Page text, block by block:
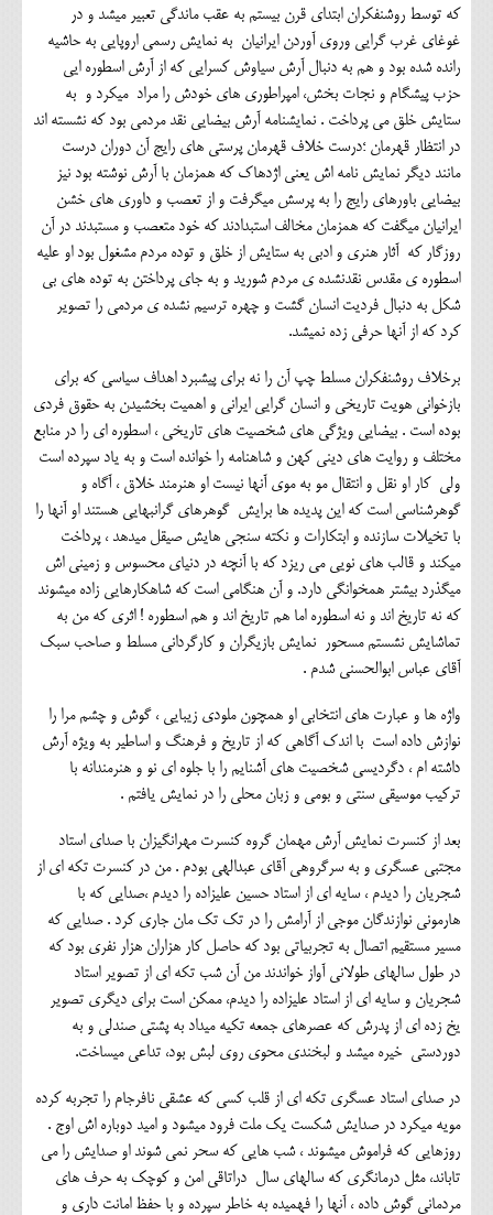
که توسط روشنفکران ابتدای قرن بیستم به عقب ماندگی تعبیر میشد و در
غوغای غرب گرایی وروی آوردن ایرانیان به نمایش رسمی اروپایی به حاشیه
رانده شده بود و هم به دنبال آرش سیاوش کسرایی که از آرش اسطوره ایی
حزب پیشگام و نجات بخش، امپراطوری های خودش را مراد میکرد و به
ستایش خلق می پرداخت . نمایشنامه آرش بیضایی نقد مردمی بود که نشسته اند
در انتظار قهرمان ؛درست خلاف قهرمان پرستی های رایج آن دوران درست
مانند دیگر نمایش نامه اش یعنی اژدهاک که همزمان با آرش نوشته بود نیز
بیضایی باورهای رایج را به پرسش میگرفت و از تعصب و داوری های خشن
ایرانیان میگفت که همزمان مخالف استبدادند که خود متعصب و مستبدند در آن
روزگار که آثار هنری و ادبی به ستایش از خلق و توده مردم مشغول بود او علیه
اسطوره ی مقدس نقدنشده ی مردم شورید و به جای پرداختن به توده های بی
شکل به دنبال فردیت انسان گشت و چهره ترسیم نشده ی مردمی را تصویر
کرد که از آنها حرفی زده نمیشد.
برخلاف روشنفکران مسلط چپ آن را نه برای پیشبرد اهداف سیاسی که برای
بازخوانی هویت تاریخی و انسان گرایی ایرانی و اهمیت بخشیدن به حقوق فردی
بوده است . بیضایی ویژگی های شخصیت های تاریخی ، اسطوره ای را در منابع
مختلف و روایت های دینی کهن و شاهنامه را خوانده است و به یاد سپرده است
ولی کار او نقل و انتقال مو به موی آنها نیست او هنرمند خلاق ، آگاه و
گوهرشناسی است که این پدیده ها برایش گوهرهای گرانبهایی هستند او آنها را
با تخیلات سازنده و ابتکارات و نکته سنجی هایش صیقل میدهد ، پرداخت
میکند و قالب های نویی می ریزد که با آنچه در دنیای محسوس و زمینی اش
میگذرد بیشتر همخوانگی دارد. و آن هنگامی است که شاهکارهایی زاده میشوند
که نه تاریخ اند و نه اسطوره اما هم تاریخ اند و هم اسطوره ! اثری که من به
تماشایش نشستم مسحور نمایش بازیگران و کارگردانی مسلط و صاحب سبک
آقای عباس ابوالحسنی شدم .
واژه ها و عبارت های انتخابی او همچون ملودی زیبایی ، گوش و چشم مرا را
نوازش داده است با اندک آگاهی که از تاریخ و فرهنگ و اساطیر به ویژه آرش
داشته ام ، دگردیسی شخصیت های آشنایم را با جلوه ای نو و هنرمندانه با
ترکیب موسیقی سنتی و بومی و زبان محلی را در نمایش یافتم .
بعد از کنسرت نمایش آرش مهمان گروه کنسرت مهرانگیزان با صدای استاد
مجتبی عسگری و به سرگروهی آقای عبدالهی بودم . من در کنسرت تکه ای از
شجریان را دیدم ، سایه ای از استاد حسین علیزاده را دیدم ،صدایی که با
هارمونی نوازندگان موجی از آرامش را در تک تک مان جاری کرد . صدایی که
مسیر مستقیم اتصال به تجربیاتی بود که حاصل کار هزاران هزار نفری بود که
در طول سالهای طولانی آواز خواندند من آن شب تکه ای از تصویر استاد
شجریان و سایه ای از استاد علیزاده را دیدم، ممکن است برای دیگری تصویر
یخ زده ای از پدرش که عصرهای جمعه تکیه میداد به پشتی صندلی و به
دوردستی خیره میشد و لبخندی محوی روی لبش بود، تداعی میساخت.
در صدای استاد عسگری تکه ای از قلب کسی که عشقی نافرجام را تجربه کرده
مویه میکرد در صدایش شکست یک ملت فرود میشود و امید دوباره اش اوج .
روزهایی که فراموش میشوند ، شب هایی که سحر نمی شوند او صدایش را می
تاباند، مثل درمانگری که سالهای سال دراتاقی امن و کوچک به حرف های
مردمانی گوش داده ، آنها را فهمیده به خاطر سپرده و با حفظ امانت داری و